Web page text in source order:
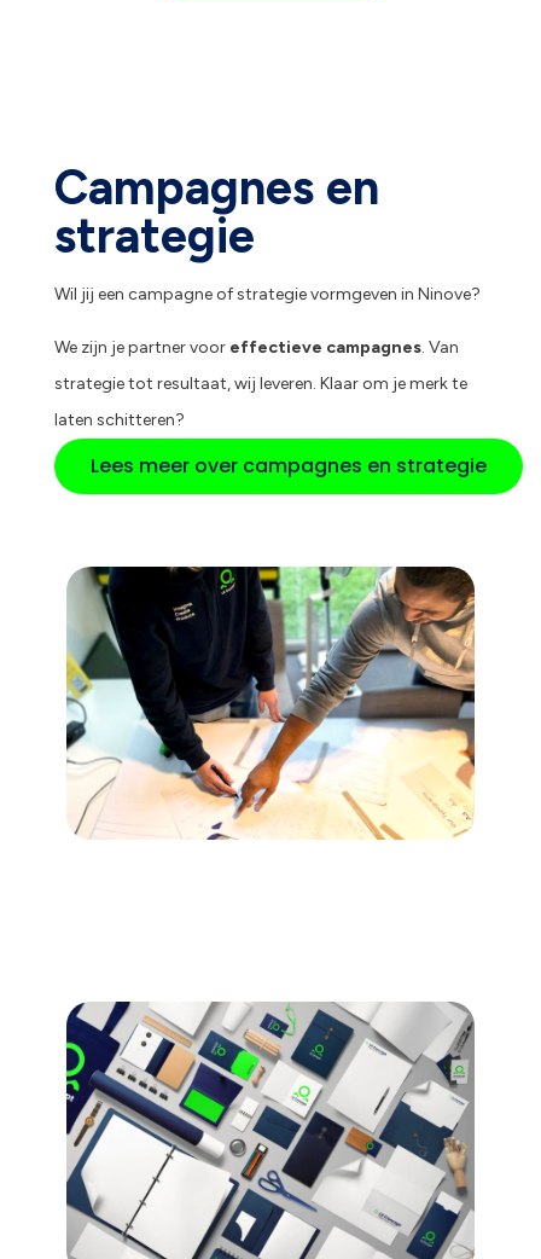
Campagnes en
strategie
Wil jij een campagne of strategie vormgeven in Ninove?
We zijn je partner voor effectieve campagnes. Van
strategie tot resultaat, wij leveren. Klaar om je merk te
laten schitteren?
Lees meer over campagnes en strategie